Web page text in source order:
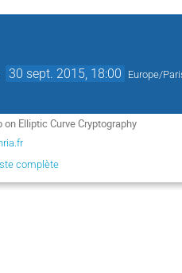
30 sept. 2015, 18:00 Europe/
Elliptic Curve Cryptography
complète